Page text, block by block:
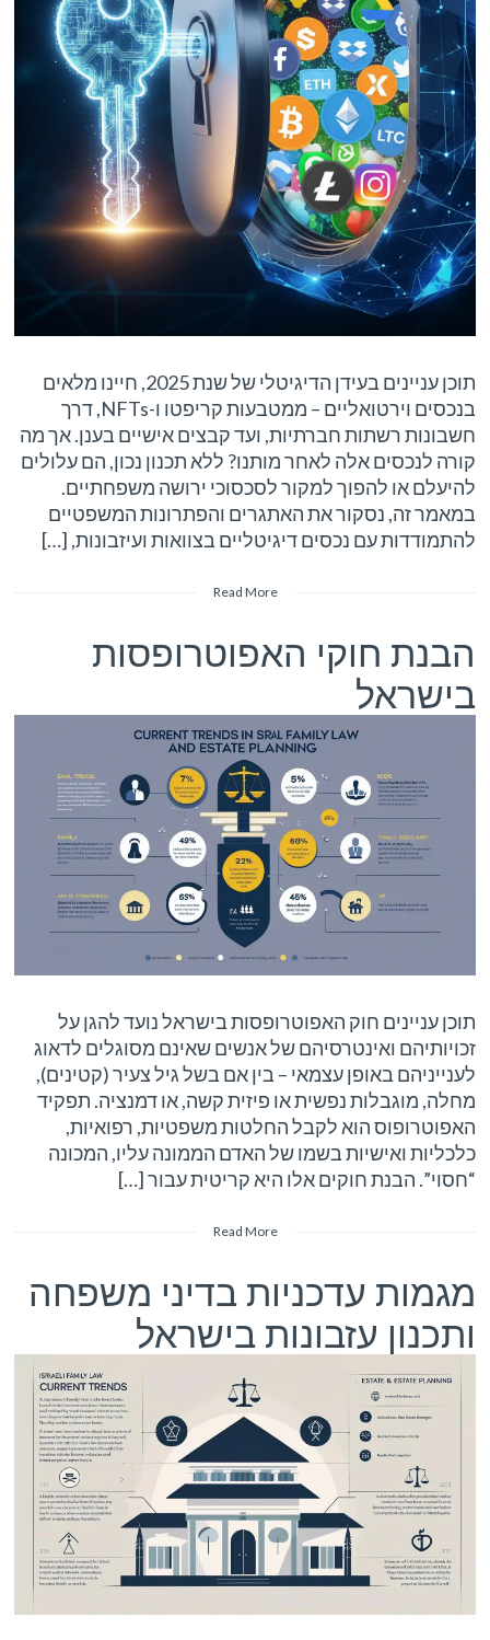
תוכן עניינים בעידן הדיגיטלי של שנת 2025, חיינו מלאים
בנכסים וירטואליים – ממטבעות קריפטו ו-NFTs, דרך
חשבונות רשתות חברתיות, ועד קבצים אישיים בענן. אך מה
קורה לנכסים אלה לאחר מותנו? ללא תכנון נכון, הם עלולים
להיעלם או להפוך למקור לסכסוכי ירושה משפחתיים.
במאמר זה, נסקור את האתגרים והפתרונות המשפטיים
להתמודדות עם נכסים דיגיטליים בצוואות ועיזבונות, […]
Read More
הבנת חוקי האפוטרופסות
בישראל
תוכן עניינים חוק האפוטרופסות בישראל נועד להגן על
זכויותיהם ואינטרסיהם של אנשים שאינם מסוגלים לדאוג
לענייניהם באופן עצמאי – בין אם בשל גיל צעיר (קטינים),
מחלה, מוגבלות נפשית או פיזית קשה, או דמנציה. תפקיד
האפוטרופוס הוא לקבל החלטות משפטיות, רפואיות,
כלכליות ואישיות בשמו של האדם הממונה עליו, המכונה
“חסוי”. הבנת חוקים אלו היא קריטית עבור […]
Read More
מגמות עדכניות בדיני משפחה
ותכנון עזבונות בישראל